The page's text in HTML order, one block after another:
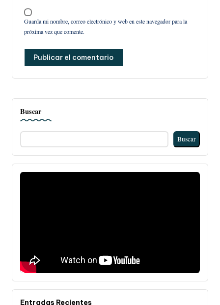
Guarda mi nombre, correo electrónico y web en este navegador para la
próxima vez que comente.
Buscar
Buscar
Entradas Recientes